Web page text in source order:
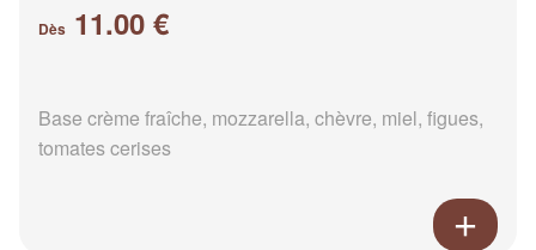
Dès 11.00 €
Base crème fraîche, mozzarella, chèvre, miel, figues,
tomates cerises